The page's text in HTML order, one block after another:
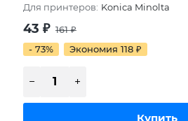
Для принтеров: Konica Minolta
43 ₽ 161₽
- 73%
Экономия 118 ₽